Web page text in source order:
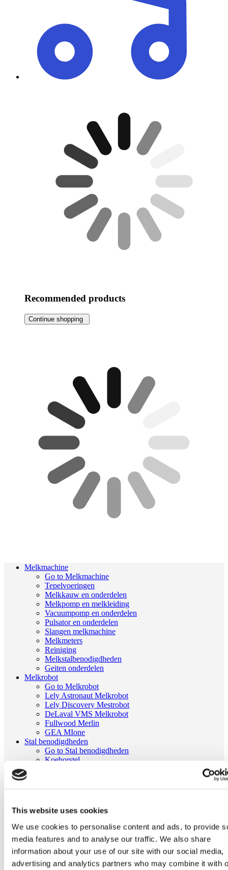
This website uses cookies
We use cookies to personalise content and ads, to provide
media features and to analyse our traffic. We also share
information about your use of our site with our social media,
advertising and analytics partners who may combine it with
Recommended products
Continue shopping
Melkmachine
Go to Melkmachine
Tepelvoeringen
Melkkauw en onderdelen
Melkpomp en melkleiding
Vacuumpomp en onderdelen
Pulsator en onderdelen
Slangen melkmachine
Melkmeters
Reiniging
Melkstalbenodigdheden
Geiten onderdelen
Melkrobot
Go to Melkrobot
Lely Astronaut Melkrobot
Lely Discovery Mestrobot
DeLaval VMS Melkrobot
Fullwood Merlin
GEA MIone
Stal benodigdheden
Go to Stal benodigdheden
Koeborstel
Home
Stal benodigdheden
stalartikelen
Koeherkenningsdoek passend voor DeLaval | 984523-80
Ga naar het einde van de afbeeldingen-gallerij